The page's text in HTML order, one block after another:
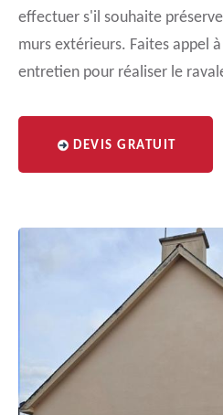
effectuer s'il souhaite
murs extérieurs. Faites appel
entretien pour réaliser le
DEVIS GRATUIT